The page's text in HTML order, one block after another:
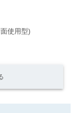
使用型)